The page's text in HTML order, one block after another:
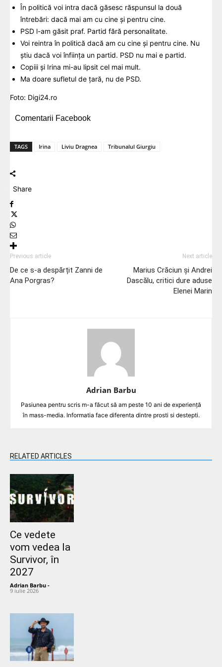
În politică voi intra dacă găsesc răspunsul la două
întrebări: dacă mai am cu cine și pentru cine.
PSD l-am găsit praf. Partid fără personalitate.
Voi reintra în politică dacă am cu cine și pentru cine. Nu
știu dacă voi înființa un partid. PSD nu mai e partid.
Copiii și Irina mi-au lipsit cel mai mult.
Ma doare sufletul de țară, nu de PSD.
Foto: Digi24.ro
Comentarii Facebook
TAGS Irina Liviu Dragnea Tribunalul Giurgiu
Share
Previous article
De ce s-a despărțit Zanni de
Ana Porgras?
Next article
Marius Crăciun și Andrei
Dascălu, critici dure aduse
Elenei Marin
Adrian Barbu
Pasiunea pentru scris m-a făcut să am peste 10 ani de experiență
în mass-media. Informatia face diferenta dintre prosti si destepti.
RELATED ARTICLES
Ce vedete
vom vedea la
Survivor, în
2027
Adrian Barbu -
9 iulie 2026